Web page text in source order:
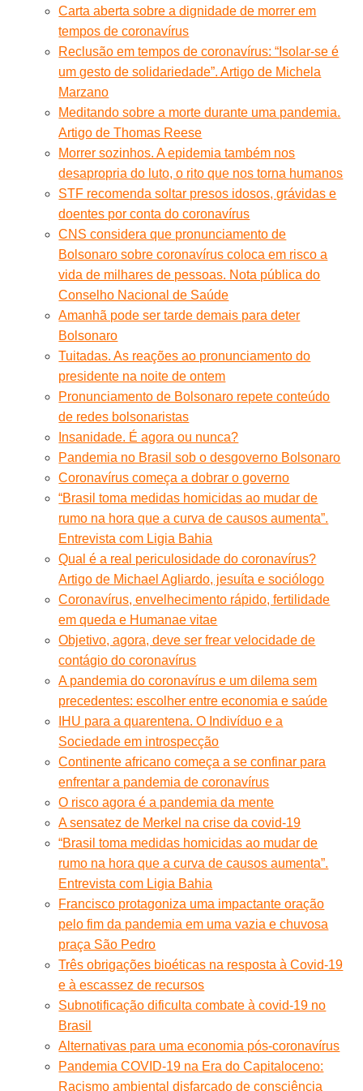
Carta aberta sobre a dignidade de morrer em
tempos de coronavírus
Reclusão em tempos de coronavírus: “Isolar-se é
um gesto de solidariedade”. Artigo de Michela
Marzano
Meditando sobre a morte durante uma pandemia.
Artigo de Thomas Reese
Morrer sozinhos. A epidemia também nos
desapropria do luto, o rito que nos torna humanos
STF recomenda soltar presos idosos, grávidas e
doentes por conta do coronavírus
CNS considera que pronunciamento de
Bolsonaro sobre coronavírus coloca em risco a
vida de milhares de pessoas. Nota pública do
Conselho Nacional de Saúde
Amanhã pode ser tarde demais para deter
Bolsonaro
Tuitadas. As reações ao pronunciamento do
presidente na noite de ontem
Pronunciamento de Bolsonaro repete conteúdo
de redes bolsonaristas
Insanidade. É agora ou nunca?
Pandemia no Brasil sob o desgoverno Bolsonaro
Coronavírus começa a dobrar o governo
“Brasil toma medidas homicidas ao mudar de
rumo na hora que a curva de causos aumenta”.
Entrevista com Ligia Bahia
Qual é a real periculosidade do coronavírus?
Artigo de Michael Agliardo, jesuíta e sociólogo
Coronavírus, envelhecimento rápido, fertilidade
em queda e Humanae vitae
Objetivo, agora, deve ser frear velocidade de
contágio do coronavírus
A pandemia do coronavírus e um dilema sem
precedentes: escolher entre economia e saúde
IHU para a quarentena. O Indivíduo e a
Sociedade em introspecção
Continente africano começa a se confinar para
enfrentar a pandemia de coronavírus
O risco agora é a pandemia da mente
A sensatez de Merkel na crise da covid-19
“Brasil toma medidas homicidas ao mudar de
rumo na hora que a curva de causos aumenta”.
Entrevista com Ligia Bahia
Francisco protagoniza uma impactante oração
pelo fim da pandemia em uma vazia e chuvosa
praça São Pedro
Três obrigações bioéticas na resposta à Covid-19
e à escassez de recursos
Subnotificação dificulta combate à covid-19 no
Brasil
Alternativas para uma economia pós-coronavírus
Pandemia COVID-19 na Era do Capitaloceno:
Racismo ambiental disfarçado de consciência